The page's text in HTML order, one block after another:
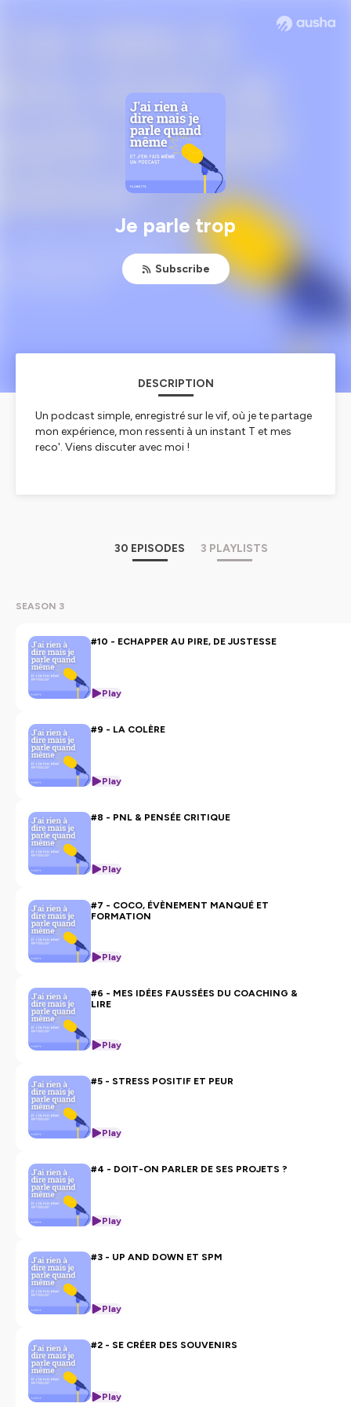
Je parle trop
Subscribe
DESCRIPTION
Un podcast simple, enregistré sur le vif, où je te partage
mon expérience, mon ressenti à un instant T et mes
reco'. Viens discuter avec moi !
30 EPISODES 3 PLAYLISTS
SEASON 3
#10 - ECHAPPER AU PIRE, DE JUSTESSE
Play
#9 - LA COLÈRE
Play
#8 - PNL & PENSÉE CRITIQUE
Play
#7 - COCO, ÉVÈNEMENT MANQUÉ ET
FORMATION
Play
#6 - MES IDÉES FAUSSÉES DU COACHING &
LIRE
Play
#5 - STRESS POSITIF ET PEUR
Play
#4 - DOIT-ON PARLER DE SES PROJETS ?
Play
#3 - UP AND DOWN ET SPM
Play
#2 - SE CRÉER DES SOUVENIRS
Play